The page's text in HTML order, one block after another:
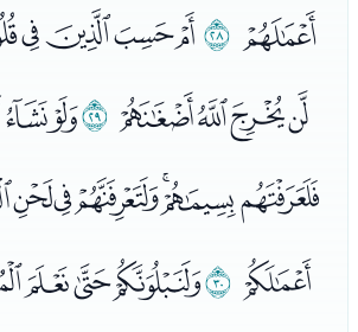
ﯬﯭ
ﯵﯶﯷﯸﯹ
ﭞ ﭟ